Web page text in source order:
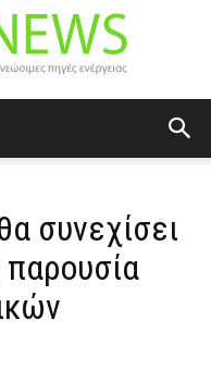
συνεχίσει
παρουσία